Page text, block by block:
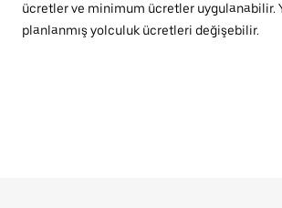
ücretler ve minimum ücretler uygulanabilir.
planlanmış yolculuk ücretleri değişebilir.